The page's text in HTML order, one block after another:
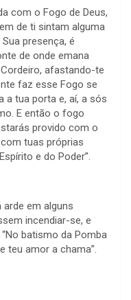
com o Fogo de Deus,
de ti sintam alguma
presença, é
de onde emana
afastando-te
faz esse Fogo se
a tua porta e, aí, a sós
E então o fogo
provido com o
tuas próprias
e do Poder”.
em alguns
incendiar-se, e
batismo da Pomba
teu amor a chama”.